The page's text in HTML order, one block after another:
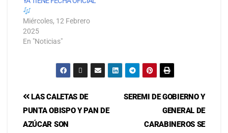
Miércoles, 12 Febrero
2025
En "Noticias"
SEREMI DE GOBIERNO Y
GENERAL DE
CARABINEROS SE
LAS CALETAS DE
PUNTA OBISPO Y PAN DE
AZÚCAR SON